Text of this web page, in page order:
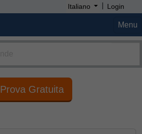
Italiano | Login
Menu
Prova Gratuita